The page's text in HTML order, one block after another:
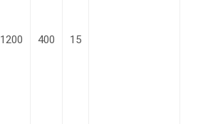
1200 400 15